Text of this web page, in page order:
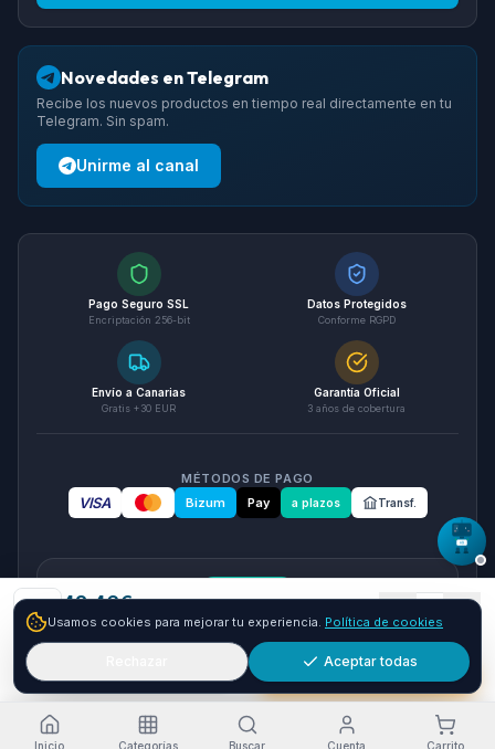
42.46€
Envío GRATIS 24-48h
Comprar ya
Novedades en Telegram
Recibe los nuevos productos en tiempo real directamente en tu
Telegram. Sin spam.
Unirme al canal
Pago Seguro SSL
Encriptación 256-bit
Datos Protegidos
Conforme RGPD
Envío a Canarias
Gratis +30 EUR
Garantía Oficial
3 años de cobertura
MÉTODOS DE PAGO
VISA Bizum Pay a plazos Transf.
seQura
Paga a plazos con seQura
Fracciona tu compra en 3, 6 o 12 plazos. Financiacion sujeta
a aprobacion por seQura. Sin papeleo y con respuesta
inmediata.
Como funciona
Usamos cookies para mejorar tu experiencia. Política de cookies
Aceptar todas
Inicio Categorías Buscar Cuenta Carrito